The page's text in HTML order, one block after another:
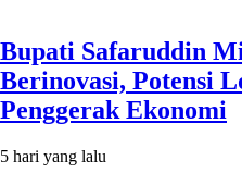
Bupati Safaruddin
Berinovasi, Potensi
Penggerak Ekonomi
5 hari yang lalu